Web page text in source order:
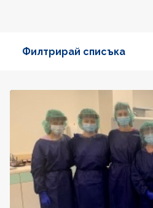
Филтрирай списъка